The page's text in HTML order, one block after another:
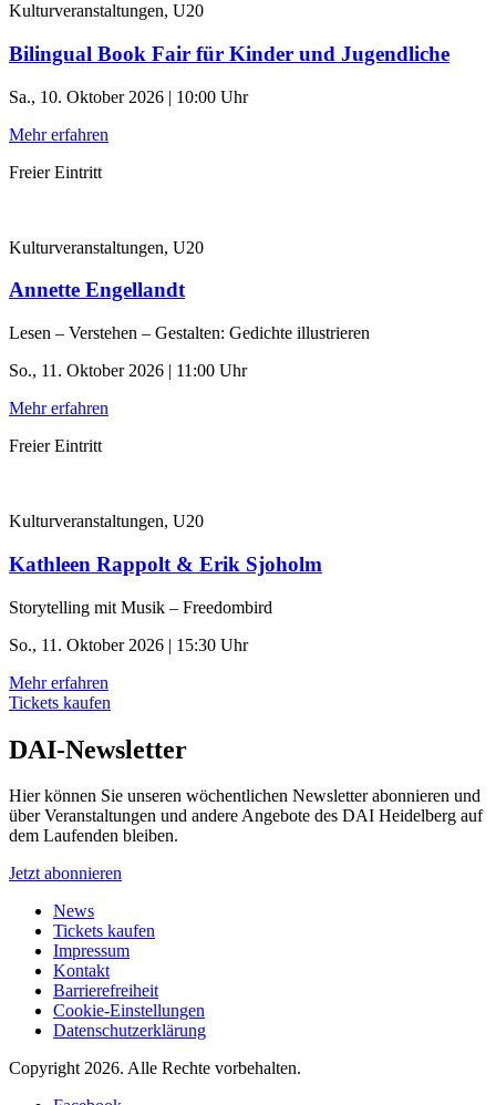
Kulturveranstaltungen, U20
Bilingual Book Fair für Kinder und Jugendliche
Sa., 10. Oktober 2026 | 10:00 Uhr
Mehr erfahren
Freier Eintritt
Kulturveranstaltungen, U20
Annette Engellandt
Lesen – Verstehen – Gestalten: Gedichte illustrieren
So., 11. Oktober 2026 | 11:00 Uhr
Mehr erfahren
Freier Eintritt
Kulturveranstaltungen, U20
Kathleen Rappolt & Erik Sjoholm
Storytelling mit Musik – Freedombird
So., 11. Oktober 2026 | 15:30 Uhr
Mehr erfahren
Tickets kaufen
DAI-Newsletter
Hier können Sie unseren wöchentlichen Newsletter abonnieren und
über Veranstaltungen und andere Angebote des DAI Heidelberg auf
dem Laufenden bleiben.
Jetzt abonnieren
News
Tickets kaufen
Impressum
Kontakt
Barrierefreiheit
Cookie-Einstellungen
Datenschutzerklärung
Copyright 2026. Alle Rechte vorbehalten.